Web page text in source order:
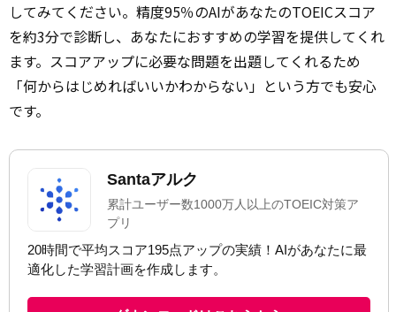
してみてください。精度95％のAIがあなたのTOEICスコア
を約3分で診断し、あなたにおすすめの学習を提供してくれ
ます。スコアアップに必要な問題を出題してくれるため
「何からはじめればいいかわからない」という方でも安心
です。